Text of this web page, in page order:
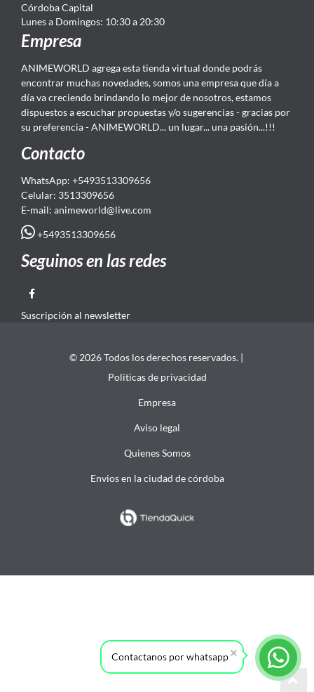
Córdoba Capital
Lunes a Domingos: 10:30 a 20:30
Empresa
ANIMEWORLD agrega esta tienda virtual donde podrás
encontrar muchas novedades, somos una empresa que día a
día va creciendo brindando lo mejor de nosotros, estamos
dispuestos a escuchar propuestas y/o sugerencias - gracias por
su preferencia - ANIMEWORLD... un lugar... una pasión...!!!
Contacto
WhatsApp: +5493513309656
Celular: 3513309656
E-mail: animeworld@live.com
+5493513309656
Seguinos en las redes
Suscripción al newsletter
© 2026 Todos los derechos reservados. |
Politicas de privacidad
Empresa
Aviso legal
Quienes Somos
Envios en la ciudad de córdoba
Contactanos por whatsapp